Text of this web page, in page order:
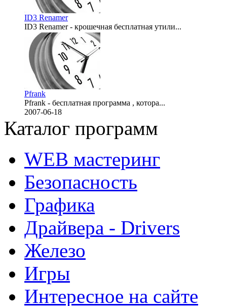
ID3 Renamer
ID3 Renamer - крошечная бесплатная утили...
2007-07-17
Pfrank
Pfrank - бесплатная программа , котора...
2007-06-18
Каталог программ
WEB мастеринг
Безопасность
Графика
Драйвера - Drivers
Железо
Игры
Интересное на сайте